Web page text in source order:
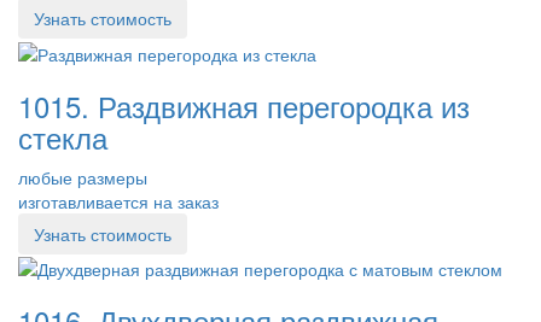
Узнать стоимость
1015. Раздвижная перегородка из
стекла
любые размеры
изготавливается на заказ
Узнать стоимость